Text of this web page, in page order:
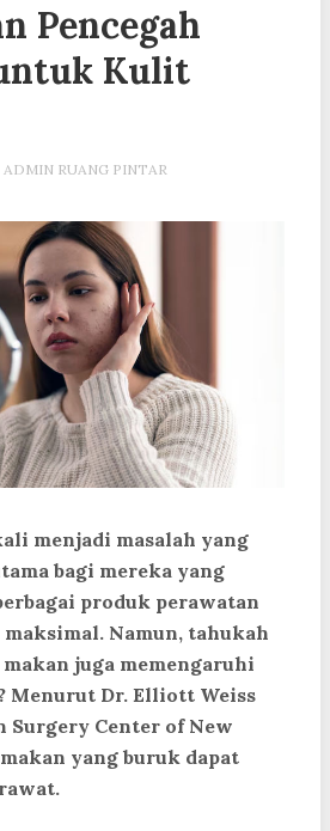
Pencegah
Kulit
ADMIN RUANG PINTAR
menjadi masalah yang
bagi mereka yang
produk perawatan
Namun, tahukah
juga memengaruhi
Dr. Elliott Weiss
Surgery Center of New
yang buruk dapat